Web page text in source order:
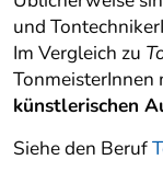
und
Im Vergleich zu
TonmeisterInnen
künstlerischen
Siehe den Beruf